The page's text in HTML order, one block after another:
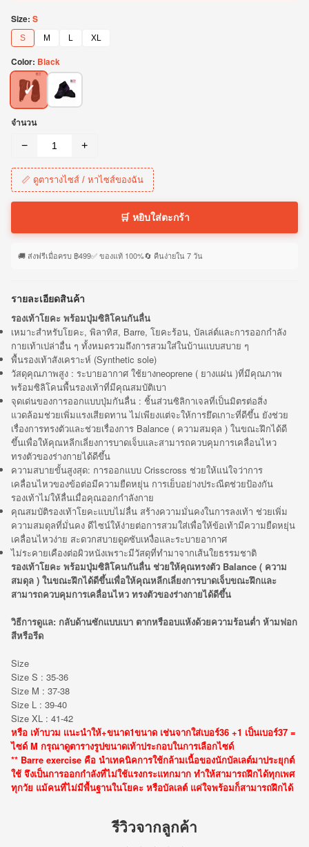
Size: S
S M L XL
Color: Black
✓
จำนวน
− +
📏 ดูตารางไซส์ / หาไซส์ของฉัน
🛒 หยิบใส่ตะกร้า
🚚 ส่งฟรีเมื่อครบ ฿499✅ ของแท้ 100%🔄 คืนง่ายใน 7 วัน
รายละเอียดสินค้า
รองเท้าโยคะ พร้อมปุ่มซิลิโคนกันลื่น
เหมาะสำหรับโยคะ, พิลาทิส, Barre, โยคะร้อน, บัลเล่ต์และการออกกำลัง
กายเท้าเปล่าอื่น ๆ ทั้งหมดรวมถึงการสวมใส่ในบ้านแบบสบาย ๆ
พื้นรองเท้าสังเคราะห์ (Synthetic sole)
วัสดุคุณภาพสูง : ระบายอากาศ ใช้ยางneoprene ( ยางแผ่น )ที่มีคุณภาพ
พร้อมซิลิโคนพื้นรองเท้าที่มีคุณสมบัติเบา
จุดเด่นของการออกแบบปุ่มกันลื่น : ชิ้นส่วนซิลิกาเจลที่เป็นมิตรต่อสิ่ง
แวดล้อมช่วยเพิ่มแรงเสียดทาน ไม่เพียงแต่จะให้การยึดเกาะที่ดีขึ้น ยังช่วย
เรื่องการทรงตัวและช่วยเรื่องการ Balance ( ความสมดุล ) ในขณะฝึกได้ดี
ขึ้นเพื่อให้คุณหลีกเลี่ยงการบาดเจ็บและสามารถควบคุมการเคลื่อนไหว
ทรงตัวของร่างกายได้ดีขึ้น
ความสบายขั้นสูงสุด: การออกแบบ Crisscross ช่วยให้แน่ใจว่าการ
เคลื่อนไหวของข้อต่อมีความยืดหยุ่น การเย็บอย่างประณีตช่วยป้องกัน
รองเท้าไม่ให้ลื่นเมื่อคุณออกกำลังกาย
คุณสมบัติรองเท้าโยคะแบบไม่ลื่น สร้างความมั่นคงในการลงเท้า ช่วยเพิ่ม
ความสมดุลที่มั่นคง ดีไซน์ให้ง่ายต่อการสวมใส่เพื่อให้ข้อเท้ามีความยืดหยุ่น
เคลื่อนไหวง่าย สะดวกสบายดูดซับเหงื่อและระบายอากาศ
ไม่ระคายเคืองต่อผิวหนังเพราะมีวัสดุที่ทำมาจากเส้นใยธรรมชาติ
รองเท้าโยคะ พร้อมปุ่มซิลิโคนกันลื่น ช่วยให้คุณทรงตัว Balance ( ความ
สมดุล ) ในขณะฝึกได้ดีขึ้นเพื่อให้คุณหลีกเลี่ยงการบาดเจ็บขณะฝึกและ
สามารถควบคุมการเคลื่อนไหว ทรงตัวของร่างกายได้ดีขึ้น
วิธีการดูแล: กลับด้านซักแบบเบา ตากหรืออบแห้งด้วยความร้อนต่ำ ห้ามฟอก
สีหรือรีด
Size
Size S : 35-36
Size M : 37-38
Size L : 39-40
Size XL : 41-42
หรือ เท้าบวม เเนะนำให้+ขนาด1ขนาด เช่นจากใส่เบอร์36 +1 เป็นเบอร์37 =
ไซด์ M กรุณาดูตารางรูปขนาดเท้าประกอบในการเลือกไซด์
** Barre exercise คือ นำเทคนิคการใช้กล้ามเนื้อของนักบัลเลต์มาประยุกต์
ใช้ จึงเป็นการออกกำลังที่ไม่ใช้แรงกระแทกมาก ทำให้สามารถฝึกได้ทุกเพศ
ทุกวัย แม้คนที่ไม่มีพื้นฐานในโยคะ หรือบัลเลต์ แค่ใจพร้อมก็สามารถฝึกได้
รีวิวจากลูกค้า